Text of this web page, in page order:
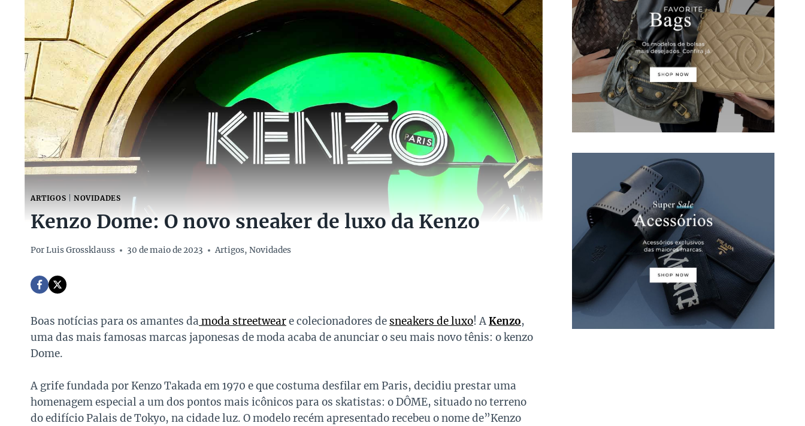
ARTIGOS NOVIDADES
Kenzo Dome: O novo sneaker de luxo da Kenzo
PorLuis Grossklauss 30 de maio de 2023 Artigos,Novidades
Boas notícias para os amantes da moda streetweare colecionadores de sneakers de luxo! AKenzo,
uma das mais famosas marcas japonesas de moda acaba de anunciar o seu mais novo tênis: o kenzo
Dome.
A grife fundada por Kenzo Takada em 1970 e que costuma desfilar em Paris, decidiu prestar uma
homenagem especial a um dos pontos mais icônicos para os skatistas: o DÔME, situado no terreno
do edifício Palais de Tokyo, na cidade luz. O modelo recém apresentado recebeu o nome de”Kenzo